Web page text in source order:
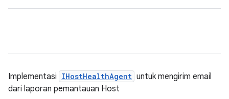
Implementasi IHostHealthAgent untuk mengirim email
dari laporan pemantauan Host